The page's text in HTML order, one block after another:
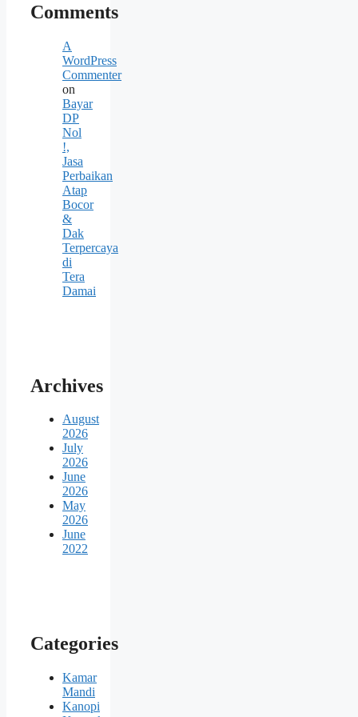
Comments
A
WordPress
Commenter
on
Bayar
DP
Nol
!,
Jasa
Perbaikan
Atap
Bocor
&
Dak
Terpercaya
di
Tera
Damai
Archives
August
2026
July
2026
June
2026
May
2026
June
2022
Categories
Kamar
Mandi
Kanopi